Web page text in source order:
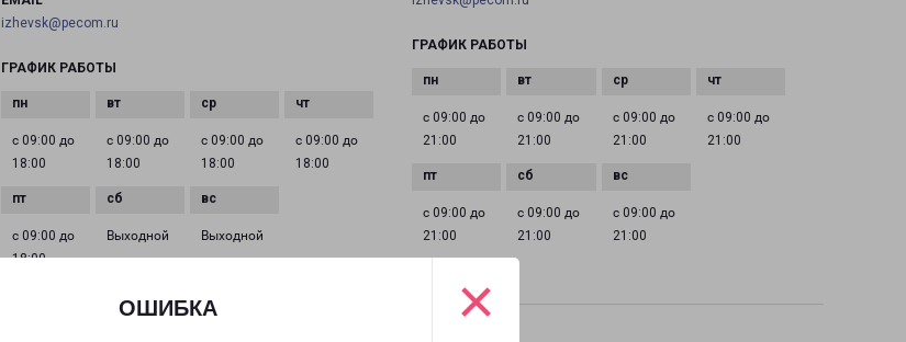
ОШИБКА ×
izhevsk@pecom.ru
ГРАФИК РАБОТЫ
с 09:00 до
18:00
с 09:00 до
18:00
с 09:00 до
18:00
с 09:00 до
18:00
с 09:00 до
18:00
Выходной Выходной
ГРАФИК РАБОТЫ
с 09:00 до
21:00
с 09:00 до
21:00
с 09:00 до
21:00
с 09:00 до
21:00
с 09:00 до
21:00
с 09:00 до
21:00
с 09:00 до
21:00